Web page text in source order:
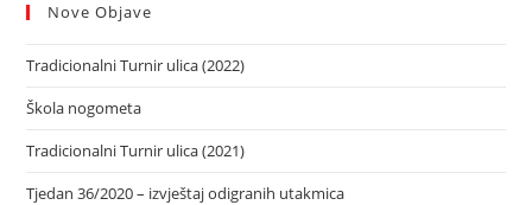
Nove Objave
Tradicionalni Turnir ulica (2022)
Škola nogometa
Tradicionalni Turnir ulica (2021)
Tjedan 36/2020 – izvještaj odigranih utakmica